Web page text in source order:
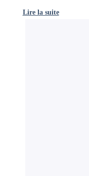
Lire la suite